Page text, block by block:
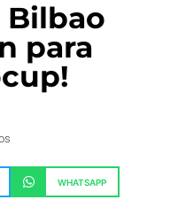
Bilbao
para
WHATSAPP